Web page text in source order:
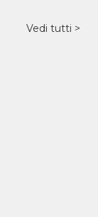
Vedi tutti